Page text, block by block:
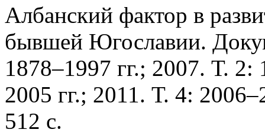
Албанский фактор в
бывшей Югославии.
1878–1997 гг.; 2007. Т. 2:
2005 гг.; 2011. Т. 4:
512 с.